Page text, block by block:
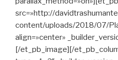
src=»http://
content/uploads/2018/07/
align=»center»
[/et_pb_image][/